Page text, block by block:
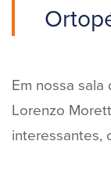
Em nossa
Lorenzo
interessantes,